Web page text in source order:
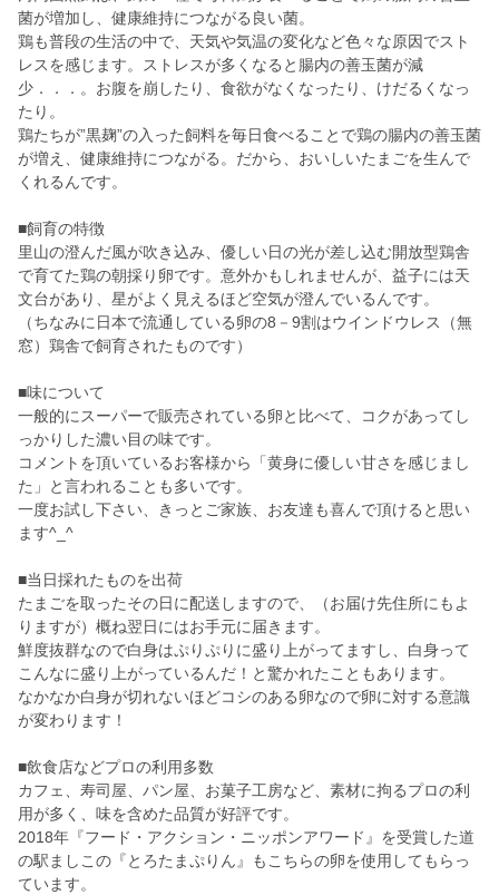
菌が増加し、健康維持につながる良い菌。
鶏も普段の生活の中で、天気や気温の変化など色々な原因でスト
レスを感じます。ストレスが多くなると腸内の善玉菌が減
少．．．。お腹を崩したり、食欲がなくなったり、けだるくなっ
たり。
鶏たちが”黒麹”の入った飼料を毎日食べることで鶏の腸内の善玉菌
が増え、健康維持につながる。だから、おいしいたまごを生んで
くれるんです。
■飼育の特徴
里山の澄んだ風が吹き込み、優しい日の光が差し込む開放型鶏舎
で育てた鶏の朝採り卵です。意外かもしれませんが、益子には天
文台があり、星がよく見えるほど空気が澄んでいるんです。
（ちなみに日本で流通している卵の8－9割はウインドウレス（無
窓）鶏舎で飼育されたものです）
■味について
一般的にスーパーで販売されている卵と比べて、コクがあってし
っかりした濃い目の味です。
コメントを頂いているお客様から「黄身に優しい甘さを感じまし
た」と言われることも多いです。
一度お試し下さい、きっとご家族、お友達も喜んで頂けると思い
ます^_^
■当日採れたものを出荷
たまごを取ったその日に配送しますので、（お届け先住所にもよ
りますが）概ね翌日にはお手元に届きます。
鮮度抜群なので白身はぷりぷりに盛り上がってますし、白身って
こんなに盛り上がっているんだ！と驚かれたこともあります。
なかなか白身が切れないほどコシのある卵なので卵に対する意識
が変わります！
■飲食店などプロの利用多数
カフェ、寿司屋、パン屋、お菓子工房など、素材に拘るプロの利
用が多く、味を含めた品質が好評です。
2018年『フード・アクション・ニッポンアワード』を受賞した道
の駅ましこの『とろたまぷりん』もこちらの卵を使用してもらっ
ています。